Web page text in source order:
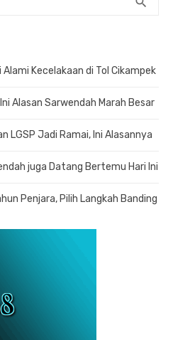
Alami Kecelakaan di Tol Cikampek
Alasan Sarwendah Marah Besar
LGSP Jadi Ramai, Ini Alasannya
juga Datang Bertemu Hari Ini
Penjara, Pilih Langkah Banding